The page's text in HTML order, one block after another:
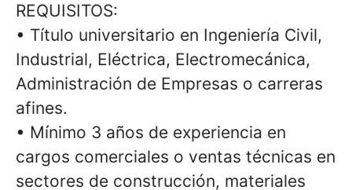
REQUISITOS:
• Título universitario en Ingeniería Civil,
Industrial, Eléctrica, Electromecánica,
Administración de Empresas o carreras
afines.
• Mínimo 3 años de experiencia en
cargos comerciales o ventas técnicas en
sectores de construcción, materiales